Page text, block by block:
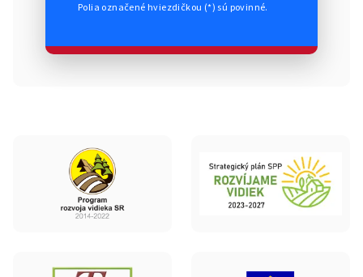
Polia označené hviezdičkou (*) sú povinné.